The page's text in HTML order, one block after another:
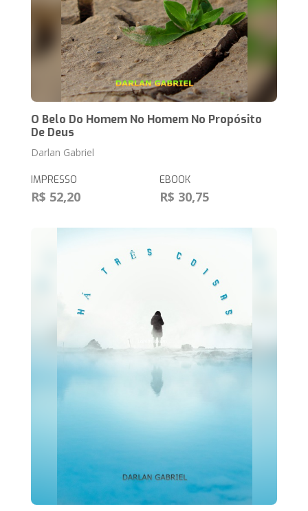
O Belo Do Homem No Homem No Propósito
De Deus
Darlan Gabriel
IMPRESSO
R$ 52,20
EBOOK
R$ 30,75